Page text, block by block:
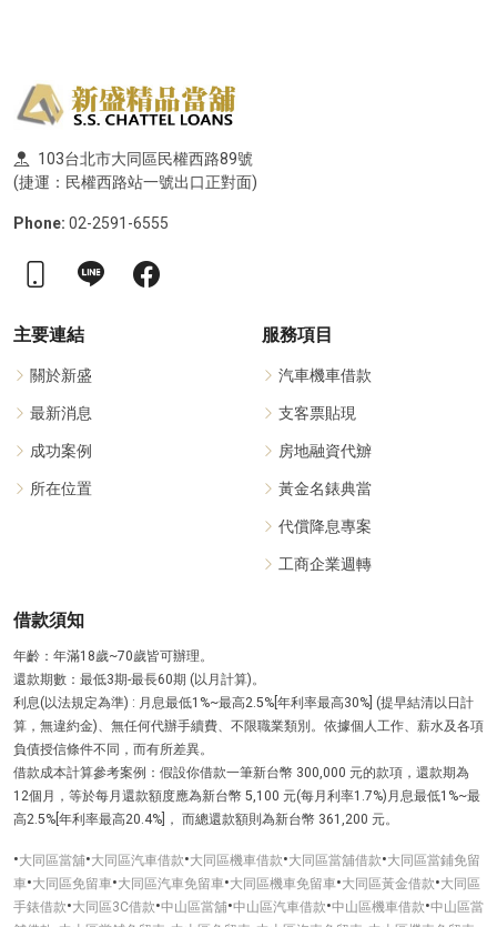
103台北市大同區民權西路89號
(捷運：民權西路站一號出口正對面)
Phone: 02-2591-6555
主要連結
關於新盛
最新消息
成功案例
所在位置
服務項目
汽車機車借款
支客票貼現
房地融資代辧
黃金名錶典當
代償降息專案
工商企業週轉
借款須知
年齡：年滿18歲~70歲皆可辦理。
還款期數：最低3期-最長60期 (以月計算)。
利息(以法規定為準) : 月息最低1%~最高2.5%[年利率最高30%] (提早結清以日計
算，無違約金)、無任何代辦手續費、不限職業類別。依據個人工作、薪水及各項
負債授信條件不同，而有所差異。
借款成本計算參考案例：假設你借款一筆新台幣 300,000 元的款項，還款期為
12個月，等於每月還款額度應為新台幣 5,100 元(每月利率1.7%)月息最低1%~最
高2.5%[年利率最高20.4%]， 而總還款額則為新台幣 361,200 元。
•大同區當舖•大同區汽車借款•大同區機車借款•大同區當舖借款•大同區當鋪免留
車•大同區免留車•大同區汽車免留車•大同區機車免留車•大同區黃金借款•大同區
手錶借款•大同區3C借款•中山區當舖•中山區汽車借款•中山區機車借款•中山區當